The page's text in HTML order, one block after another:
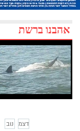
אהבנו ברשת
נוב דצמ